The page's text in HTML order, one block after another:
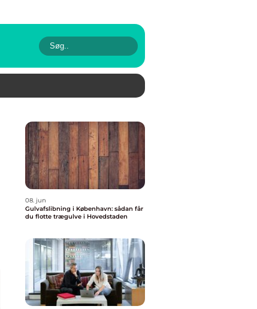
08. jun
Gulvafslibning i København: sådan får
du flotte trægulve i Hovedstaden